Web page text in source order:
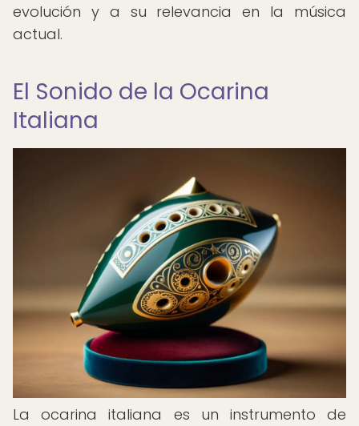
evolución y a su relevancia en la música
actual.
El Sonido de la Ocarina
Italiana
La ocarina italiana es un instrumento de